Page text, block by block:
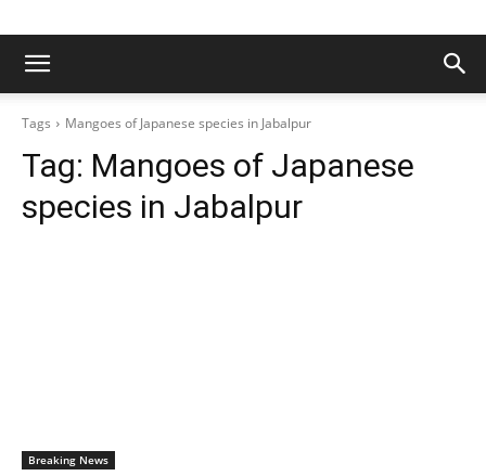
Tags Mangoes of Japanese species in Jabalpur
Tag: Mangoes of Japanese
species in Jabalpur
Breaking News